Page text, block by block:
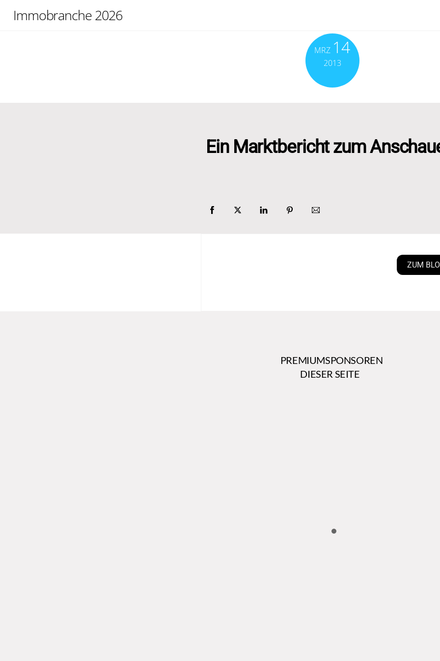
Immobranche 2026
MRZ 14
2013
Ein Marktbericht zum
ZUM
PREMIUMSPONSOREN
DIESER SEITE